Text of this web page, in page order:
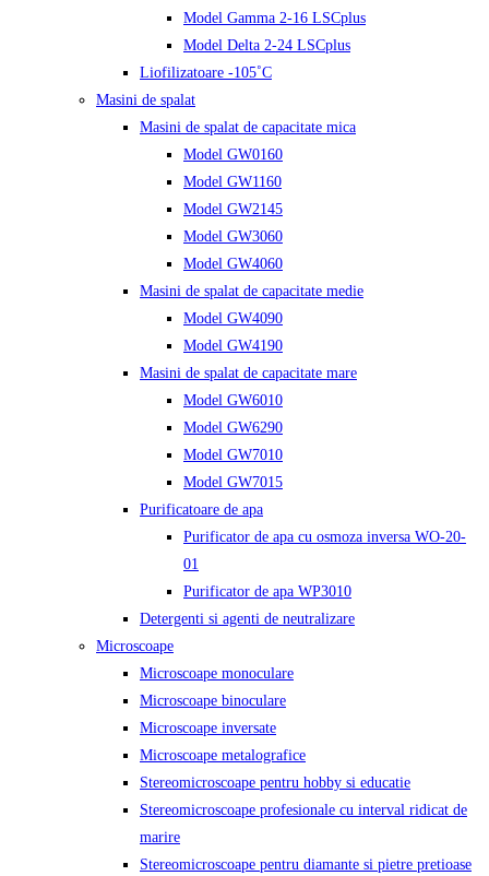
Model Gamma 2-16 LSCplus
Model Delta 2-24 LSCplus
Liofilizatoare -105˚C
Masini de spalat
Masini de spalat de capacitate mica
Model GW0160
Model GW1160
Model GW2145
Model GW3060
Model GW4060
Masini de spalat de capacitate medie
Model GW4090
Model GW4190
Masini de spalat de capacitate mare
Model GW6010
Model GW6290
Model GW7010
Model GW7015
Purificatoare de apa
Purificator de apa cu osmoza inversa WO-20-
01
Purificator de apa WP3010
Detergenti si agenti de neutralizare
Microscoape
Microscoape monoculare
Microscoape binoculare
Microscoape inversate
Microscoape metalografice
Stereomicroscoape pentru hobby si educatie
Stereomicroscoape profesionale cu interval ridicat de
marire
Stereomicroscoape pentru diamante si pietre pretioase